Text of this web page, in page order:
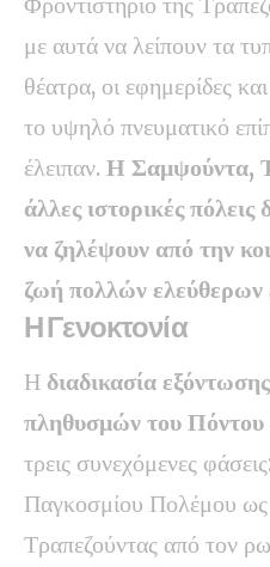
με αυτά να λείπουν τα
θέατρα, οι εφημερίδες
το υψηλό πνευματικό
έλειπαν. Η Σαμψούντα,
άλλες ιστορικές πόλεις
να ζηλέψουν από την
ζωή πολλών
Η Γενοκτονία
Η διαδικασία
πληθυσμών του Πόντου
τρεις συνεχόμενες
Παγκοσμίου Πολέμου
Τραπεζούντας από τον